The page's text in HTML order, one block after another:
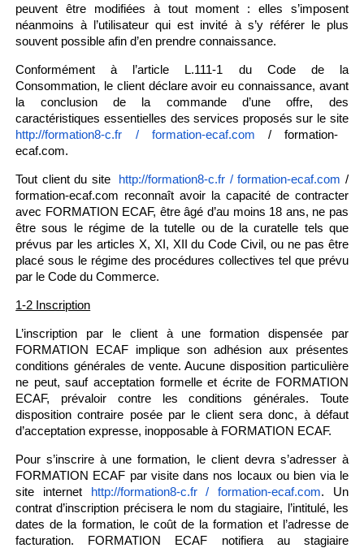
peuvent être modifiées à tout moment : elles s’imposent
néanmoins à l’utilisateur qui est invité à s’y référer le plus
souvent possible afin d’en prendre connaissance.
Conformément à l’article L.111-1 du Code de la
Consommation, le client déclare avoir eu connaissance, avant
la conclusion de la commande d’une offre, des
caractéristiques essentielles des services proposés sur le site
http://formation8-c.fr / formation-ecaf.com / formation-
ecaf.com.
Tout client du site http://formation8-c.fr / formation-ecaf.com /
formation-ecaf.com reconnaît avoir la capacité de contracter
avec FORMATION ECAF, être âgé d’au moins 18 ans, ne pas
être sous le régime de la tutelle ou de la curatelle tels que
prévus par les articles X, XI, XII du Code Civil, ou ne pas être
placé sous le régime des procédures collectives tel que prévu
par le Code du Commerce.
1-2 Inscription
L’inscription par le client à une formation dispensée par
FORMATION ECAF implique son adhésion aux présentes
conditions générales de vente. Aucune disposition particulière
ne peut, sauf acceptation formelle et écrite de FORMATION
ECAF, prévaloir contre les conditions générales. Toute
disposition contraire posée par le client sera donc, à défaut
d’acceptation expresse, inopposable à FORMATION ECAF.
Pour s’inscrire à une formation, le client devra s’adresser à
FORMATION ECAF par visite dans nos locaux ou bien via le
site internet
http://formation8-c.fr / formation-ecaf.com. Un
contrat d’inscription précisera le nom du stagiaire, l’intitulé, les
dates de la formation, le coût de la formation et l’adresse de
facturation. FORMATION ECAF notifiera au stagiaire